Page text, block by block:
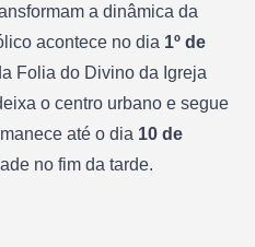
a dinâmica da
acontece no dia 1º de
Folia do Divino da Igreja
o centro urbano e segue
até o dia 10 de
no fim da tarde.